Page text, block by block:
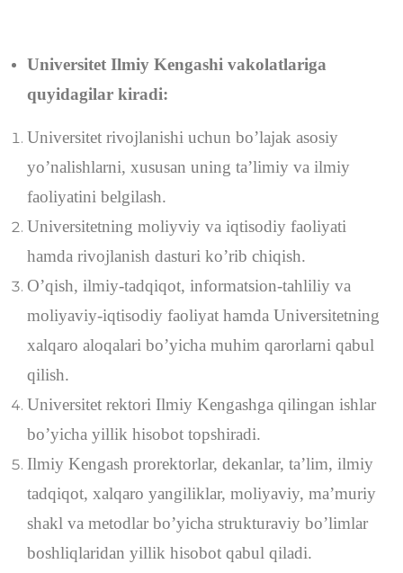
Universitet Ilmiy Kengashi vakolatlariga
quyidagilar kiradi:
Universitet rivojlanishi uchun bo’lajak asosiy
yo’nalishlarni, xususan uning ta’limiy va ilmiy
faoliyatini belgilash.
Universitetning moliyviy va iqtisodiy faoliyati
hamda rivojlanish dasturi ko’rib chiqish.
O’qish, ilmiy-tadqiqot, informatsion-tahliliy va
moliyaviy-iqtisodiy faoliyat hamda Universitetning
xalqaro aloqalari bo’yicha muhim qarorlarni qabul
qilish.
Universitet rektori Ilmiy Kengashga qilingan ishlar
bo’yicha yillik hisobot topshiradi.
Ilmiy Kengash prorektorlar, dekanlar, ta’lim, ilmiy
tadqiqot, xalqaro yangiliklar, moliyaviy, ma’muriy
shakl va metodlar bo’yicha strukturaviy bo’limlar
boshliqlaridan yillik hisobot qabul qiladi.